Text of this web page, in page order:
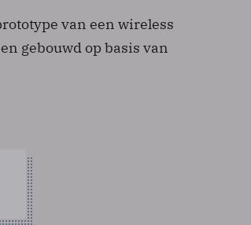
van een wireless
gebouwd op basis van